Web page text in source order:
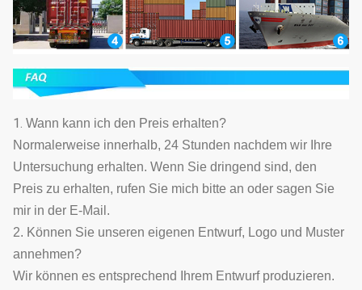
1. Wann kann ich den Preis erhalten?
Normalerweise innerhalb, 24 Stunden nachdem wir Ihre
Untersuchung erhalten. Wenn Sie dringend sind, den
Preis zu erhalten, rufen Sie mich bitte an oder sagen Sie
mir in der E-Mail.
2. Können Sie unseren eigenen Entwurf, Logo und Muster
annehmen?
Wir können es entsprechend Ihrem Entwurf produzieren.